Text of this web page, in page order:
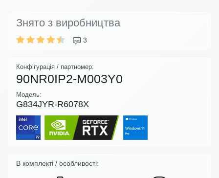
Знято з виробництва
3
Конфігурація / партномер:
90NR0IP2-M003Y0
Модель:
G834JYR-R6078X
В комплекті / особливості: